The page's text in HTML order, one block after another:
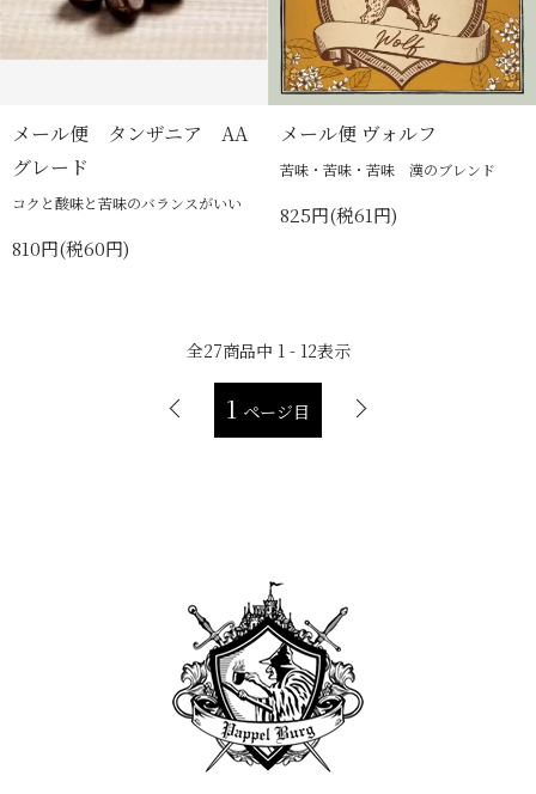
メール便 タンザニア AA
グレード
コクと酸味と苦味のバランスがいい
810円(税60円)
メール便 ヴォルフ
苦味・苦味・苦味 漢のブレンド
825円(税61円)
全27商品中 1 - 12表示
1 ページ目